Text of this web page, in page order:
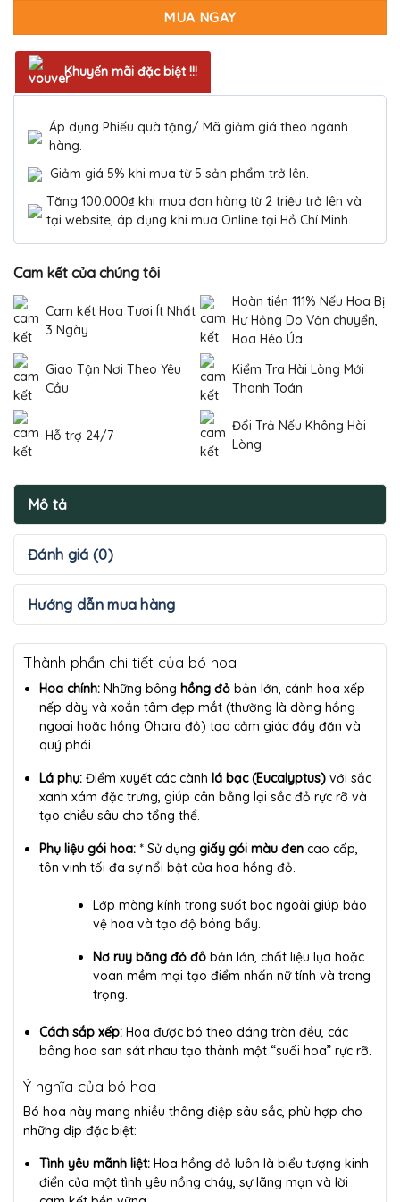
MUA NGAY
Khuyến mãi đặc biệt !!!
Áp dụng Phiếu quà tặng/ Mã giảm giá theo ngành
hàng.
Giảm giá 5% khi mua từ 5 sản phẩm trở lên.
Tặng 100.000₫ khi mua đơn hàng từ 2 triệu trở lên và
tại website, áp dụng khi mua Online tại Hồ Chí Minh.
Cam kết của chúng tôi
Cam kết Hoa Tươi Ít Nhất
3 Ngày
Hoàn tiền 111% Nếu Hoa Bị
Hư Hỏng Do Vận chuyển,
Hoa Héo Úa
Giao Tận Nơi Theo Yêu
Cầu
Kiểm Tra Hài Lòng Mới
Thanh Toán
Hỗ trợ 24/7
Đổi Trả Nếu Không Hài
Lòng
Mô tả
Đánh giá (0)
Hướng dẫn mua hàng
Thành phần chi tiết của bó hoa
Hoa chính: Những bônghồng đỏ bản lớn, cánh hoa xếp
nếp dày và xoắn tâm đẹp mắt (thường là dòng hồng
ngoại hoặc hồng Ohara đỏ) tạo cảm giác đầy đặn và
quý phái.
Lá phụ: Điểm xuyết các cànhlá bạc (Eucalyptus) với sắc
xanh xám đặc trưng, giúp cân bằng lại sắc đỏ rực rỡ và
tạo chiều sâu cho tổng thể.
Phụ liệu gói hoa: * Sử dụnggiấy gói màu đen cao cấp,
tôn vinh tối đa sự nổi bật của hoa hồng đỏ.
Lớp màng kính trong suốt bọc ngoài giúp bảo
vệ hoa và tạo độ bóng bẩy.
Nơ ruy băng đỏ đô bản lớn, chất liệu lụa hoặc
voan mềm mại tạo điểm nhấn nữ tính và trang
trọng.
Cách sắp xếp: Hoa được bó theo dáng tròn đều, các
bông hoa san sát nhau tạo thành một “suối hoa” rực rỡ.
Ý nghĩa của bó hoa
Bó hoa này mang nhiều thông điệp sâu sắc, phù hợp cho
những dịp đặc biệt:
Tình yêu mãnh liệt: Hoa hồng đỏ luôn là biểu tượng kinh
điển của một tình yêu nồng cháy, sự lãng mạn và lời